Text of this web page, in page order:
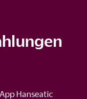
Hanseatic